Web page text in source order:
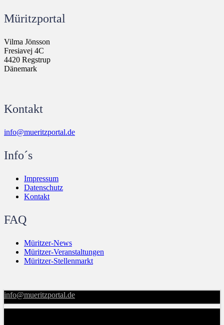
Müritzportal
Vilma Jönsson
Fresiavej 4C
4420 Regstrup
Dänemark
Kontakt
info@mueritzportal.de
Info´s
Impressum
Datenschutz
Kontakt
FAQ
Müritzer-News
Müritzer-Veranstaltungen
Müritzer-Stellenmarkt
info@mueritzportal.de